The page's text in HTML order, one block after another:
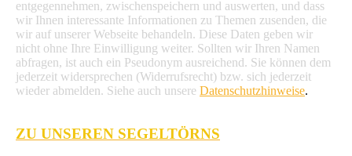
entgegennehmen, zwischenspeichern und auswerten, und dass
wir Ihnen interessante Informationen zu Themen zusenden, die
wir auf unserer Webseite behandeln. Diese Daten geben wir
nicht ohne Ihre Einwilligung weiter. Sollten wir Ihren Namen
abfragen, ist auch ein Pseudonym ausreichend. Sie können dem
jederzeit widersprechen (Widerrufsrecht) bzw. sich jederzeit
wieder abmelden. Siehe auch unsere Datenschutzhinweise.
ZU UNSEREN SEGELTÖRNS